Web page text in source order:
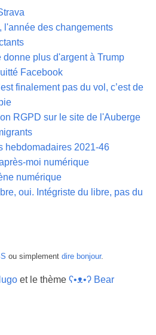
l'année des changements
donne plus d'argent à Trump
Facebook
finalement pas du vol, c’est de
RGPD sur le site de l'Auberge
hebdomadaires 2021-46
moi numérique
numérique
oui. Intégriste du libre, pas du
ou simplement dire bonjour.
et le thème ʕ•ᴥ•ʔ Bear